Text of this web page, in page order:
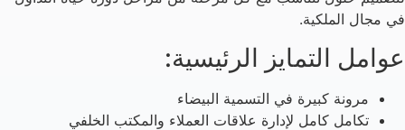
في مجال الملكية.
عوامل التمايز الرئيسية:
مرونة كبيرة في التسمية البيضاء
تكامل كامل لإدارة علاقات العملاء والمكتب الخلفي